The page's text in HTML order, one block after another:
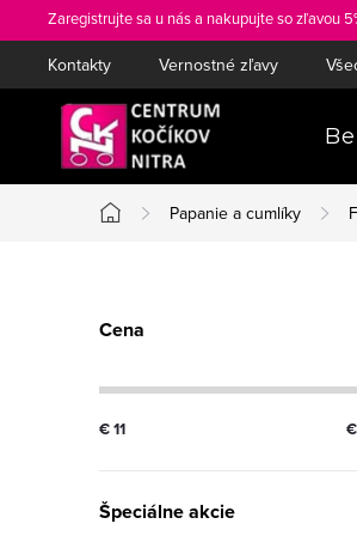
na
Zaregistrujte sa u nás a nakupujte so zľavou
Kontakty Vernostné zľavy
Domov
Papanie a cumlíky
B
č
ý
Cena
€11 €
Špeciálne akcie